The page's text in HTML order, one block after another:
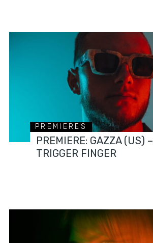
PREMIERES
PREMIERE: GAZZA (US) –
TRIGGER FINGER